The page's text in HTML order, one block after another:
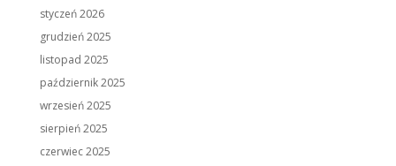
styczeń 2026
grudzień 2025
listopad 2025
październik 2025
wrzesień 2025
sierpień 2025
czerwiec 2025